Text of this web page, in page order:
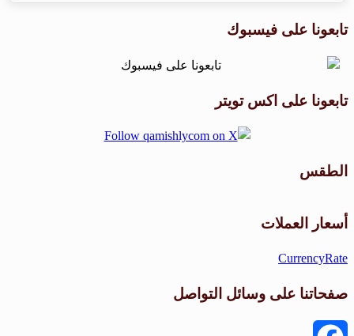
تابعونا على فيسبوك
تابعونا على اكس تويتر
الطقس
أسعار العملات
CurrencyRate
صفحاتنا على وسائل التواصل